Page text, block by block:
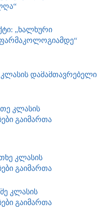
„ხალხური
დამამთავრებელი
კლასის
გაიმართა
კლასის
გაიმართა
კლასის
გაიმართა